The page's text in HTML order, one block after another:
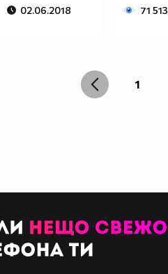
02.06.2018 71 513
1